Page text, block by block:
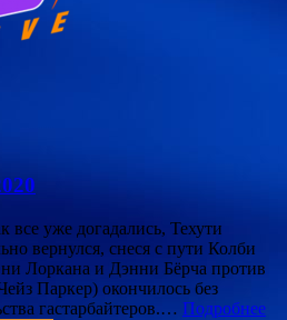
уже догадались, Техути
вернулся, снеся с пути Колби
Лоркана и Дэнни Бёрча против
Паркер) окончилось без
гастарбайтеров.… Подробнее